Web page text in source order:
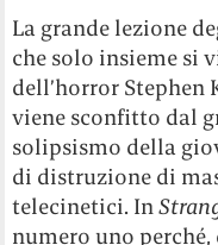
La grande lezione
che solo insieme si
dell’horror
viene sconfitto dal
solipsismo della
di distruzione di
telecinetici. In
numero uno